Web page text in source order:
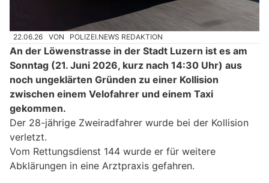
22.06.26 VON POLIZEI.NEWS REDAKTION
An der Löwenstrasse in der Stadt Luzern ist es am
Sonntag (21. Juni 2026, kurz nach 14:30 Uhr) aus
noch ungeklärten Gründen zu einer Kollision
zwischen einem Velofahrer und einem Taxi
gekommen.
Der 28-jährige Zweiradfahrer wurde bei der Kollision
verletzt.
Vom Rettungsdienst 144 wurde er für weitere
Abklärungen in eine Arztpraxis gefahren.